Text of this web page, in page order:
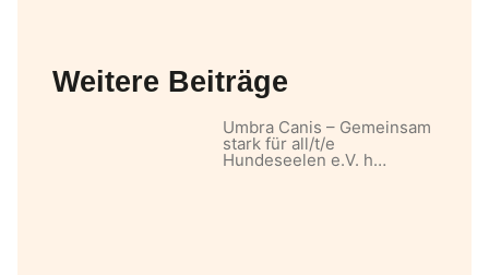
Weitere Beiträge
Umbra Canis – Gemeinsam
stark für all/t/e
Hundeseelen e.V. h…